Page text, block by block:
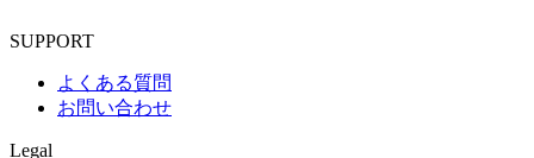
SUPPORT
よくある質問
お問い合わせ
Legal